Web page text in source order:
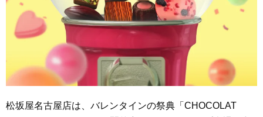
松坂屋名古屋店は、バレンタインの祭典「CHOCOLAT